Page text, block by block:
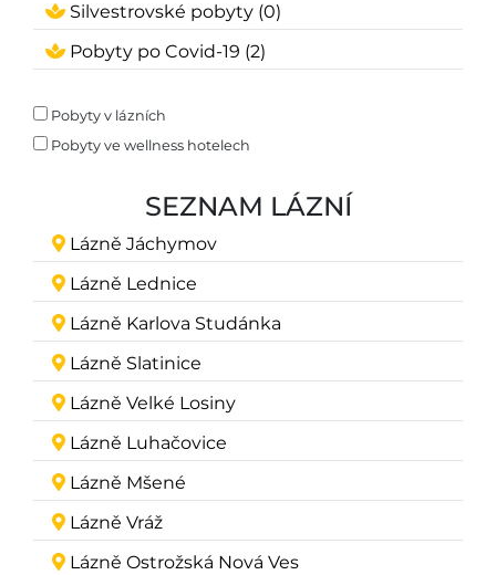
Silvestrovské pobyty (0)
Pobyty po Covid-19 (2)
Pobyty v lázních
Pobyty ve wellness hotelech
SEZNAM LÁZNÍ
Lázně Jáchymov
Lázně Lednice
Lázně Karlova Studánka
Lázně Slatinice
Lázně Velké Losiny
Lázně Luhačovice
Lázně Mšené
Lázně Vráž
Lázně Ostrožská Nová Ves